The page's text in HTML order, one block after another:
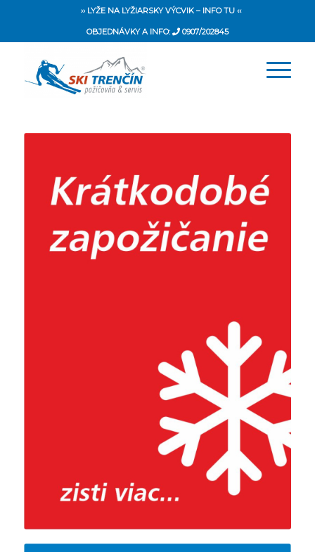
›› LYŽE NA LYŽIARSKY VÝCVIK – INFO TU ‹‹
OBJEDNÁVKY A INFO: 0907/202845